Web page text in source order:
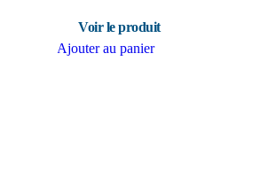
Ajouter au panier